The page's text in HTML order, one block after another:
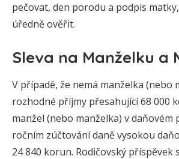
pečovat, den porodu a podpis
úředně ověřit.
Sleva na Manželku a
V případě, že nemá manželka (nebo
rozhodné příjmy přesahující 68 000
manžel (nebo manželka) v daňovém
ročním zúčtování daně vysokou
24 840 korun. Rodičovský příspěvek